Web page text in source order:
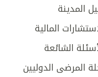
المدينة
المالية
الشائعة
المرضى الدوليين